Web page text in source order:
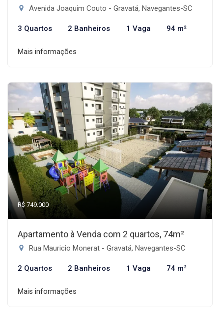
Avenida Joaquim Couto - Gravatá, Navegantes-SC
3 Quartos 2 Banheiros 1 Vaga 94 m²
Mais informações
R$ 749.000
Apartamento à Venda com 2 quartos, 74m²
Rua Mauricio Monerat - Gravatá, Navegantes-SC
2 Quartos 2 Banheiros 1 Vaga 74 m²
Mais informações